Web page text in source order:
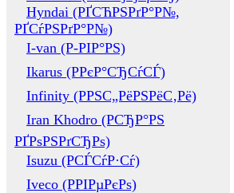
Hyndai (РҐСЋРЅРґР°Р№,
РҐСѓРЅРґР°Р№)
I-van (Р-РІР°РЅ)
Ikarus (РРєР°СЂСѓСЃ)
Infinity (РРЅС„РёРЅРёС‚Рё)
Iran Khodro (РСЂР°РЅ
РҐРѕРЅРґСЂРѕ)
Isuzu (РСЃСѓР·Сѓ)
Iveco (РРІРµРєРѕ)